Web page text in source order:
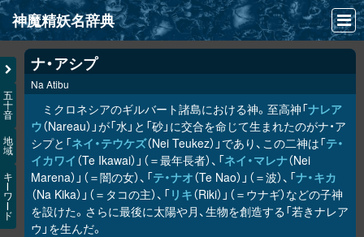
神魔精妖名辞典
NEWS
INFO
文献
検索
凖項目
画像資料便覧
五
十
音
地
域
キ
ワ
ド
ナ・アシプ
Na Atibu
ミクロネシアのギルバート諸島における神。至高神「ナレア
ウ（Nareau）」が「水」と「砂」に交合を命じて生まれたのがナ・ア
シプと「ネイ・テウケズ（Nei Teukez）」であり、この二神は「テ・
イカワイ （Te Ikawai）」（＝最年長者）、「ネイ・マレナ（Nei
Marena）」（＝闇の女）、「テ・ナオ（Te Nao）」（＝波）、「ナ・キカ
（Na Kika）」（＝タコの主）、「リキ（Riki）」（＝ウナギ）などの子神
を設けた。さらに最後に太陽や月、生物を創造する「若きナレア
ウ」を生んだ。